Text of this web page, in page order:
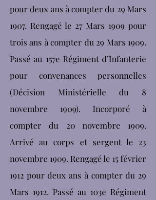
pour deux ans à compter du 29 Mars
1907. Rengagé le 27 Mars 1909 pour
trois ans à compter du 29 Mars 1909.
Passé au 157e Régiment d’Infanterie
pour convenances personnelles
(Décision Ministérielle du 8
novembre 1909). Incorporé à
compter du 20 novembre 1909.
Arrivé au corps et sergent le 23
novembre 1909. Rengagé le 15 février
1912 pour deux ans à compter du 29
Mars 1912. Passé au 103e Régiment